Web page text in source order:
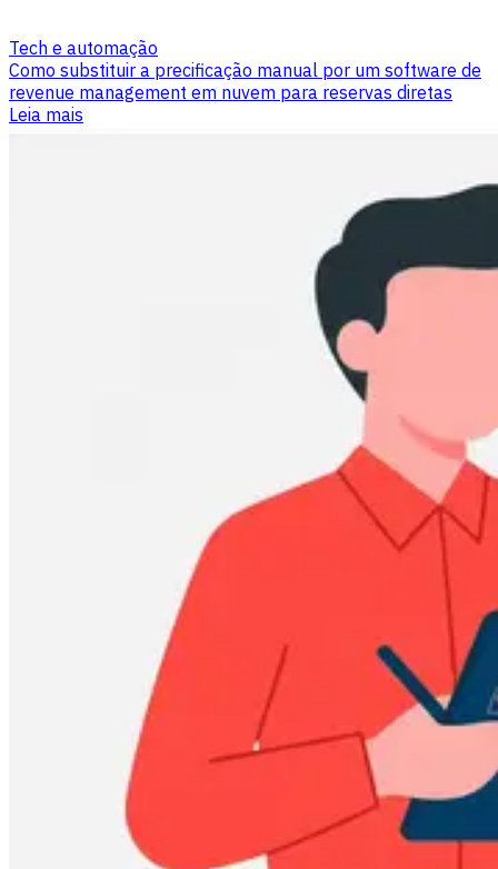
Tech e automação
Como substituir a precificação manual por um software de
revenue management em nuvem para reservas diretas
Leia mais